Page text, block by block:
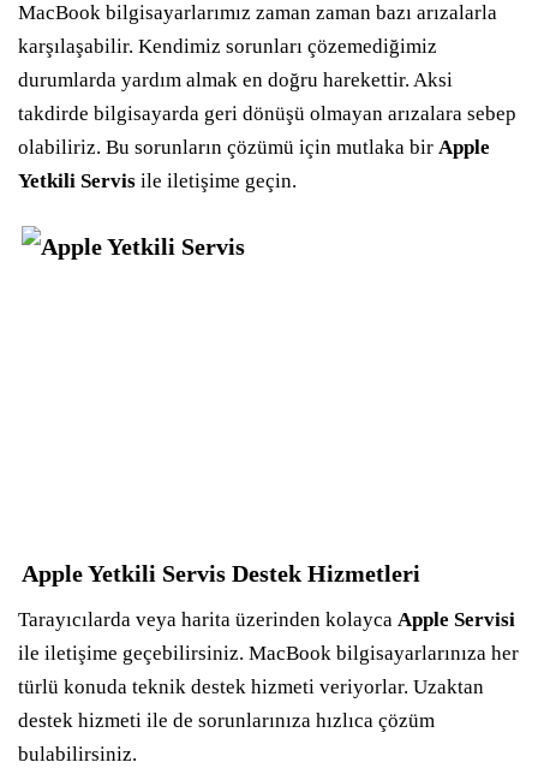
MacBook bilgisayarlarımız zaman zaman bazı arızalarla
karşılaşabilir. Kendimiz sorunları çözemediğimiz
durumlarda yardım almak en doğru harekettir. Aksi
takdirde bilgisayarda geri dönüşü olmayan arızalara sebep
olabiliriz. Bu sorunların çözümü için mutlaka bir Apple
Yetkili Servis ile iletişime geçin.
Apple Yetkili Servis Destek Hizmetleri
Tarayıcılarda veya harita üzerinden kolayca Apple Servisi
ile iletişime geçebilirsiniz. MacBook bilgisayarlarınıza her
türlü konuda teknik destek hizmeti veriyorlar. Uzaktan
destek hizmeti ile de sorunlarınıza hızlıca çözüm
bulabilirsiniz.